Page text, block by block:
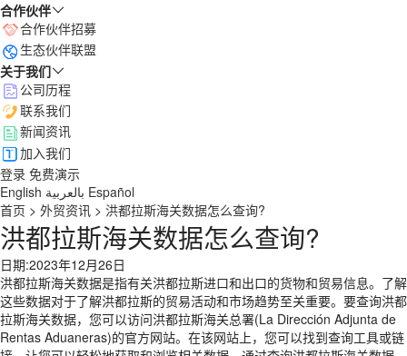
合作伙伴
合作伙伴招募
生态伙伴联盟
关于我们
公司历程
联系我们
新闻资讯
加入我们
登录 免费演示
English بالعربية Español
首页 > 外贸资讯 > 洪都拉斯海关数据怎么查询?
洪都拉斯海关数据怎么查询?
日期:2023年12月26日
洪都拉斯海关数据是指有关洪都拉斯进口和出口的货物和贸易信息。了解
这些数据对于了解洪都拉斯的贸易活动和市场趋势至关重要。要查询洪都
拉斯海关数据，您可以访问洪都拉斯海关总署(La Dirección Adjunta de
Rentas Aduaneras)的官方网站。在该网站上，您可以找到查询工具或链